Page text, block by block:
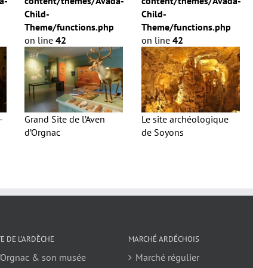
Child-
Theme/functions.php
on line42
Grand Site de l’Aven
d’Orgnac
Child-
Theme/functions.php
on line 42
Le site archéologique
de Soyons
DE L’ARDÈCHE
& son musée
MARCHÉ ARDÉCHOIS
Marché régulier